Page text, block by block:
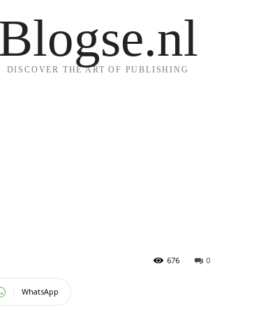
Blogse.nl
DISCOVER THE ART OF PUBLISHING
0
676
WhatsApp